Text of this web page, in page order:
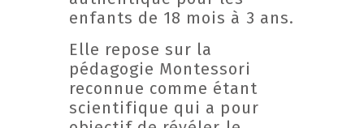
enfants de 18 mois à 3 ans.
Elle repose sur la
pédagogie Montessori
reconnue comme étant
scientifique qui a pour